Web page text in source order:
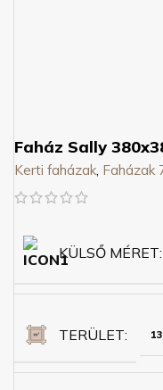
Faház Sally
Kerti faházak Faházak
KÜLSŐ MÉRET
TERÜLET